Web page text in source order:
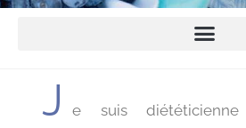
J
e suis diététicienne